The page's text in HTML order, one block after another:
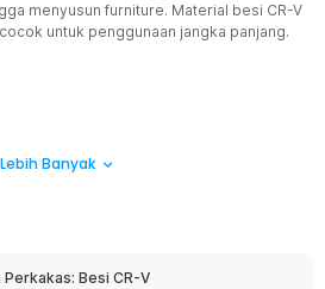
menyusun furniture. Material besi CR-V
untuk penggunaan jangka panjang.
rumah.
tingkat kepadatan tinggi sehingga tidak
Lebih Banyak
Besi CR-V